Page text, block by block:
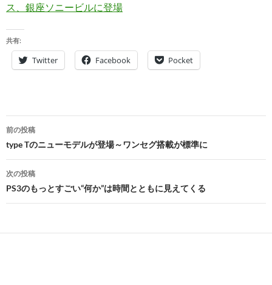
ス、銀座ソニービルに登場
共有:
Twitter Facebook Pocket
投
稿
ナ
ビ
ゲ
ー
前の投稿
type Tのニューモデルが登場～ワンセグ搭載が標準に
次の投稿
PS3のもっとすごい“何か”は時間とともに見えてくる